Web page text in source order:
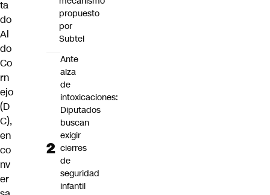
ta
do
Al
do
Co
rn
ejo
(D
C),
en
co
nv
er
propuesto
por
Subtel
Ante
alza
de
intoxicaciones:
Diputados
buscan
exigir
cierres
de
seguridad
infantil